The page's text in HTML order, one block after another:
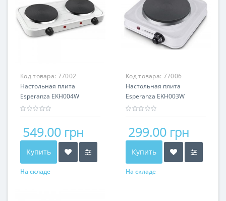
Код товара: 77002
Настольная плита
Esperanza EKH004W
549.00 грн
Купить
На складе
Код товара: 77006
Настольная плита
Esperanza EKH003W
299.00 грн
Купить
На складе